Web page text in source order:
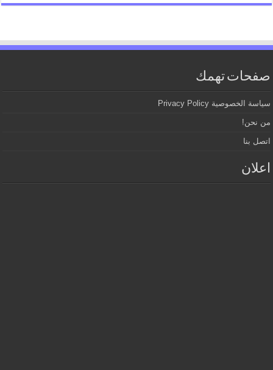
صفحات تهمك
سياسة الخصوصية Privacy Policy
من نحن!
اتصل بنا
اعلان